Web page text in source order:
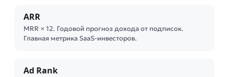
ARR
MRR × 12. Годовой прогноз дохода от подписок.
Главная метрика SaaS-инвесторов.
Ad Rank